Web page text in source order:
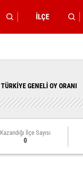
TÜRKİYE GENELİ OY ORANI
Kazandığı İlçe Sayısı
0